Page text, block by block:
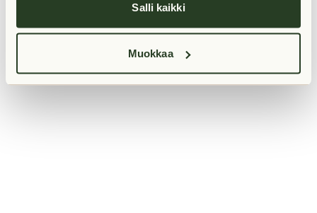
Salli kaikki
Muokkaa